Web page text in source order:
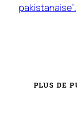
pakistanaise’.
PLUS DE